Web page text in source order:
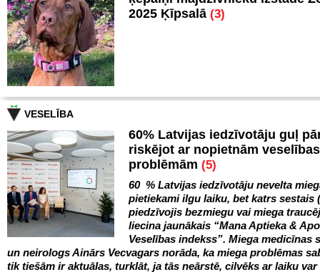
2025 Ķīpsalā (3)
VESELĪBA
60% Latvijas iedzīvotāju guļ
riskējot ar nopietnām veselības
problēmām (5)
60 % Latvijas iedzīvotāju nevelta
pietiekami ilgu laiku, bet katrs sestais
piedzīvojis bezmiegu vai miega
liecina jaunākais “Mana Aptieka &
Veselības indekss”. Miega medicīnas
un neirologs Ainārs Vecvagars norāda, ka miega problēmas
tik tiešām ir aktuālas, turklāt, ja tās neārstē, cilvēks ar laiku var